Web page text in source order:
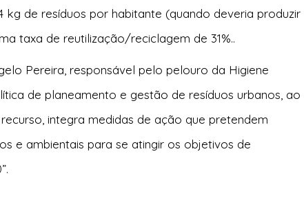
kg de resíduos por habitante (quando deveria produzir
taxa de reutilização/reciclagem de 31%..
Pereira, responsável pelo pelouro da Higiene
de planeamento e gestão de resíduos urbanos, ao
integra medidas de ação que pretendem
e ambientais para se atingir os objetivos de